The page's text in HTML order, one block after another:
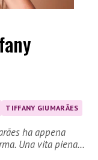
TIFFANY GIUMARÃES
ha appena
Una vita piena…